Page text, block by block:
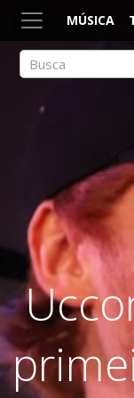
MÚSICA
ACESSO
Arte, Cultura Pop e